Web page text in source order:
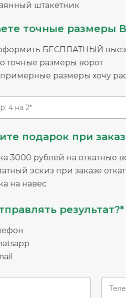
штакетник
точные размеры
БЕСПЛАТНЫЙ
точные размеры ворот
размеры хочу
подарок при
3000 рублей на откатные
эскиз при заказе
на навес
результат?*